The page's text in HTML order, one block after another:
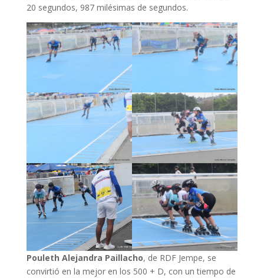
20 segundos, 987 milésimas de segundos.
Pouleth Alejandra Paillacho, de RDF Jempe, se
convirtió en la mejor en los 500 + D, con un tiempo de